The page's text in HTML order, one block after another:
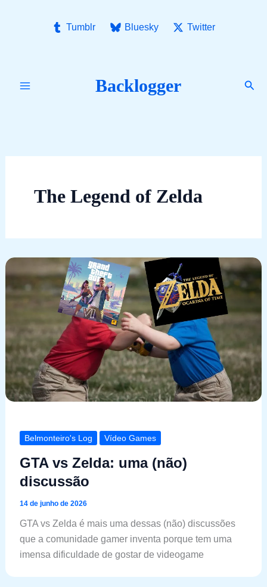
Tumblr Bluesky Twitter
Backlogger
The Legend of Zelda
Belmonteiro's Log Vídeo Games
GTA vs Zelda: uma (não)
discussão
14 de junho de 2026
GTA vs Zelda é mais uma dessas (não) discussões
que a comunidade gamer inventa porque tem uma
imensa dificuldade de gostar de videogame